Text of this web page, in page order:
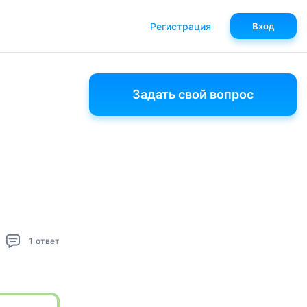
1 ответ
Задать свой вопрос
Регистрация Вход